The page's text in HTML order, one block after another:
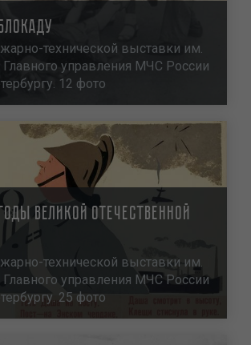
технической выставки им.
управления МЧС России
12 фото
Великой Отечественной
технической выставки им.
управления МЧС России
25 фото